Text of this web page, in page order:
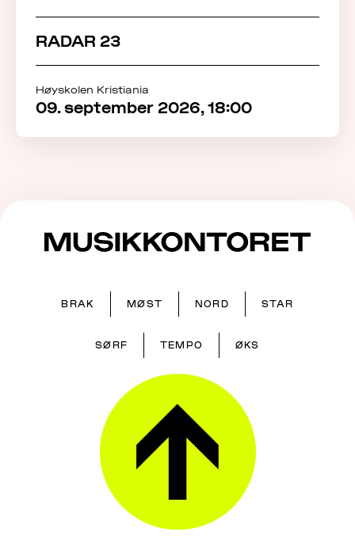
RADAR 23
Høyskolen Kristiania
09. september 2026, 18:00
BRAK MØST NORD STAR
SØRF TEMPO ØKS